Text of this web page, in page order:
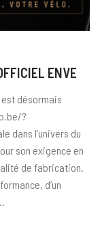
ENVE
est désormais
?
dans l’univers du
son exigence en
de fabrication.
d’un